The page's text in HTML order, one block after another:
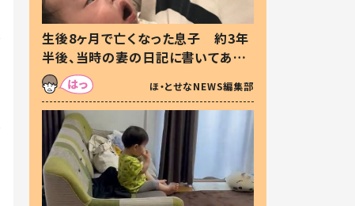
生後8ヶ月で亡くなった息子 約3年
半後、当時の妻の日記に書いてあっ
た本音とは
ほ・とせなNEWS編集部